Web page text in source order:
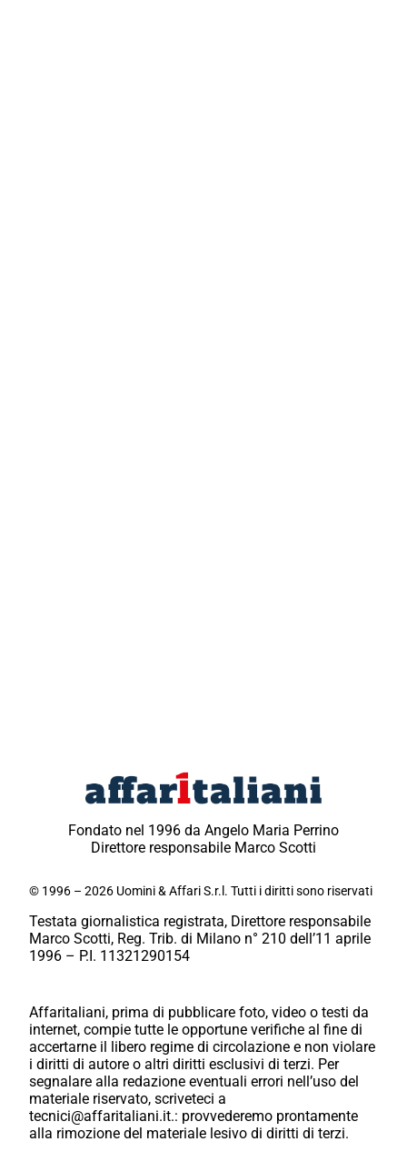
Fondato nel 1996 da Angelo Maria Perrino
Direttore responsabile Marco Scotti
© 1996 – 2026 Uomini & Affari S.r.l. Tutti i diritti sono riservati
Testata giornalistica registrata, Direttore responsabile
Marco Scotti, Reg. Trib. di Milano n° 210 dell’11 aprile
1996 – P.I. 11321290154
Affaritaliani, prima di pubblicare foto, video o testi da
internet, compie tutte le opportune verifiche al fine di
accertarne il libero regime di circolazione e non violare
i diritti di autore o altri diritti esclusivi di terzi. Per
segnalare alla redazione eventuali errori nell’uso del
materiale riservato, scriveteci a
tecnici@affaritaliani.it.: provvederemo prontamente
alla rimozione del materiale lesivo di diritti di terzi.